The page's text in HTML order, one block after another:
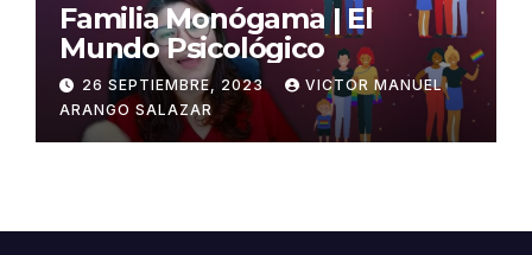
Familia Monógama | El
Mundo Psicológico
26 SEPTIEMBRE, 2023
VICTOR MANUEL
ARANGO SALAZAR